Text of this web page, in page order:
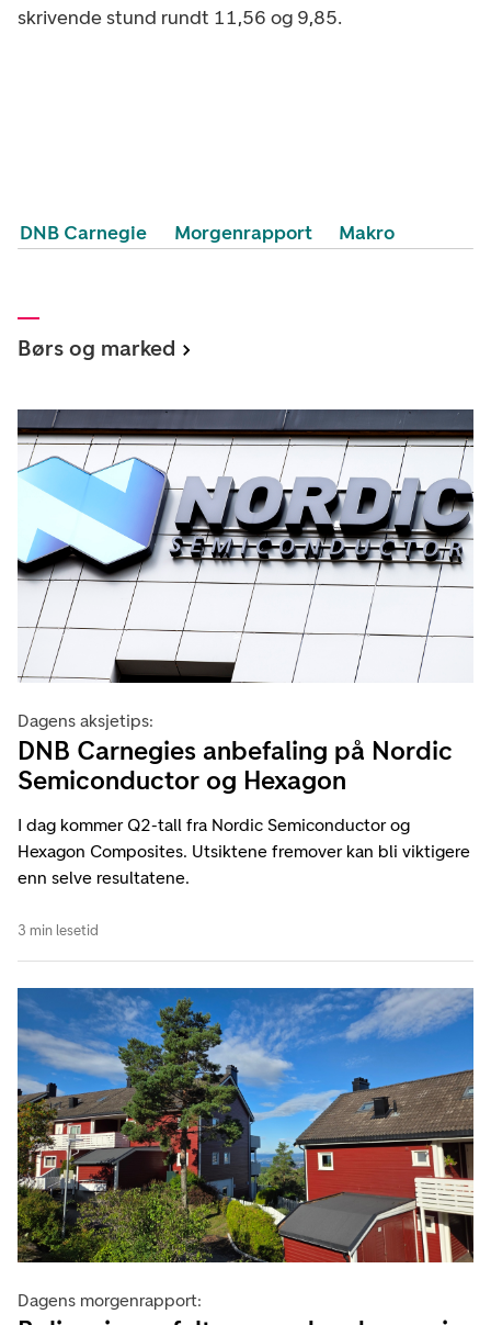
skrivende stund rundt 11,56 og 9,85.
DNB Carnegie Morgenrapport Makro
Børs og marked
Dagens aksjetips:
DNB Carnegies anbefaling på Nordic
Semiconductor og Hexagon
I dag kommer Q2-tall fra Nordic Semiconductor og
Hexagon Composites. Utsiktene fremover kan bli viktigere
enn selve resultatene.
3 min lesetid
Dagens morgenrapport: